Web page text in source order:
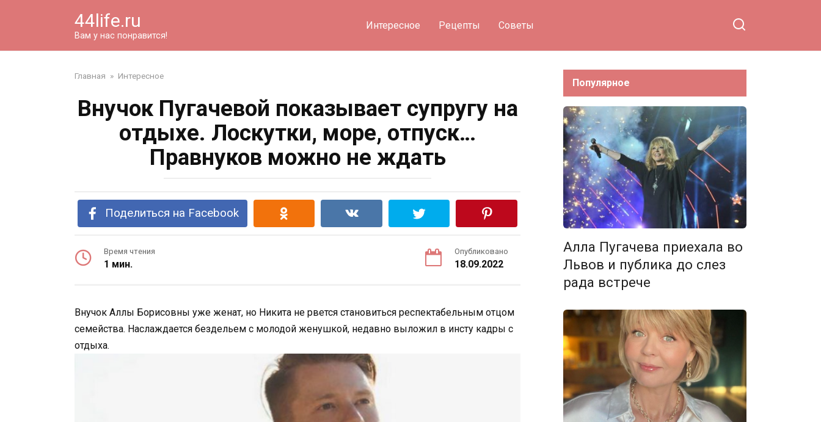
44life.ru
Вам у нас понравится!
Интересное Рецепты Советы
Главная » Интересное
Внучок Пугачевой показывает супругу на
отдыхе. Лоскутки, море, отпуск…
Правнуков можно не ждать
Поделиться на Facebook
Время чтения
1 мин.
Опубликовано
18.09.2022
Внучок Аллы Борисовны уже женат, но Никита не рвется становиться респектабельным отцом
семейства. Наслаждается бездельем с молодой женушкой, недавно выложил в инсту кадры с
отдыха.
Популярное
Алла Пугачева приехала во
Львов и публика до слез
рада встрече